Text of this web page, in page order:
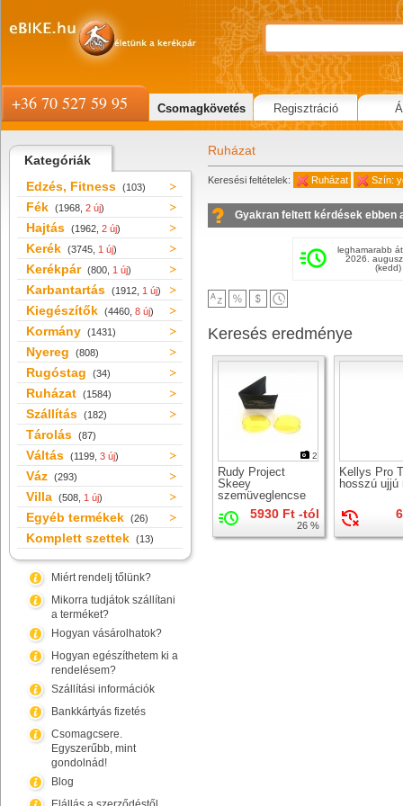
Kategóriák
Edzés, Fitness (103)
Fék (1968, 2 új)
Hajtás (1962, 2 új)
Kerék (3745, 1 új)
Kerékpár (800, 1 új)
Karbantartás (1912, 1 új)
Kiegészítők (4460, 8 új)
Kormány (1431)
Nyereg (808)
Rugóstag (34)
Ruházat (1584)
Szállítás (182)
Tárolás (87)
Váltás (1199, 3 új)
Váz (293)
Villa (508, 1 új)
Egyéb termékek (26)
Komplett szettek (13)
Miért rendelj tőlünk?
Mikorra tudjátok szállítani
a terméket?
Hogyan vásárolhatok?
Hogyan egészíthetem ki a
rendelésem?
Szállítási információk
Bankkártyás fizetés
Csomagcsere.
Egyszerűbb, mint
gondolnád!
Blog
Ruházat
Keresési feltételek: Ruházat Szín:
Gyakran feltett kérdések ebben
leghamarabb
2026.
(kedd)
Keresés eredménye
2
Rudy Project
Skeey
szemüveglencse
5930 Ft -tól
26 %
Kellys Pro
hosszú ujjú
+36 70 527 59 95 Csomagkövetés Regisztráció